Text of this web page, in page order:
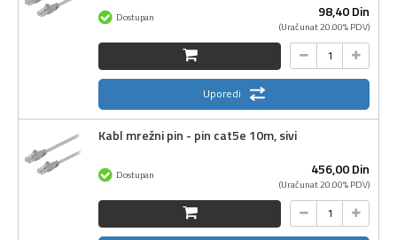
98,40Din
(Uračunat 20.00% PDV)
Dostupan
Uporedi
Kabl mrežni pin - pin cat5e 10m, sivi
456,00Din
(Uračunat 20.00% PDV)
Dostupan